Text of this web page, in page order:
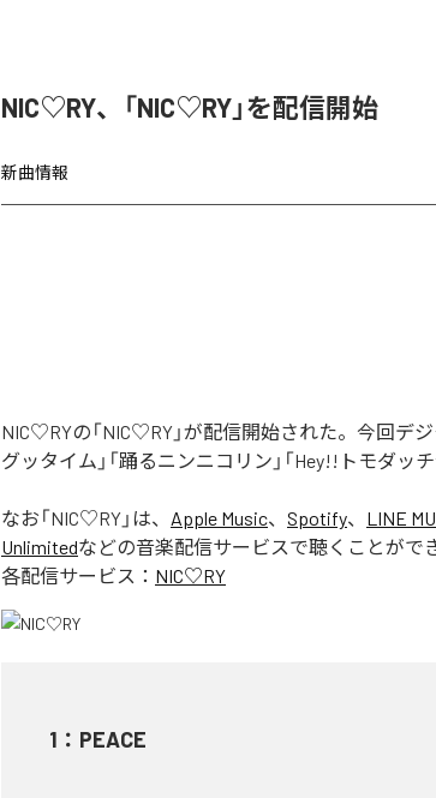
NIC♡RY、「NIC♡RY」を配信開始
新曲情報
NIC♡RYの「NIC♡RY」が配信開始された。今回デジ
グッタイム」「踊るニンニコリン」「Hey!!トモダッ
なお「NIC♡RY 」は、 Apple Music、 Spotify、 LINE
Unlimitedなどの音楽配信サービスで聴くことがで
各配信サービス： NIC♡RY
1 ： PEACE